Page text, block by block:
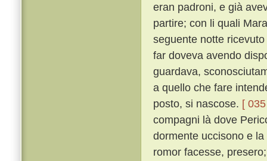
eran padroni, e già
partire; con li quali
seguente notte
far doveva avendo
guardava,
a quello che fare
posto, si nascose. [
compagni là dove
dormente uccisono e
romor facesse,